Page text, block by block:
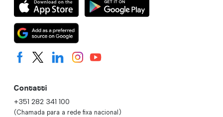
Contatti
+351 282 341 100
(Chamada para a rede fixa nacional)